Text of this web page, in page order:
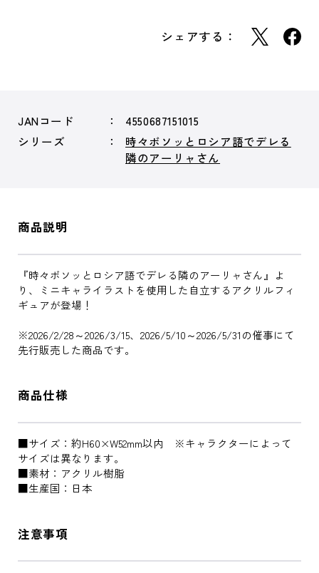
シェアする：
JANコード
4550687151015
シリーズ
時々ボソッとロシア語でデレる
隣のアーリャさん
商品説明
『時々ボソッとロシア語でデレる隣のアーリャさん』よ
り、ミニキャライラストを使用した自立するアクリルフィ
ギュアが登場！
※2026/2/28～2026/3/15、2026/5/10～2026/5/31の催事にて
先行販売した商品です。
商品仕様
■サイズ：約H60×W52mm以内 ※キャラクターによって
サイズは異なります。
■素材：アクリル樹脂
■生産国：日本
注意事項